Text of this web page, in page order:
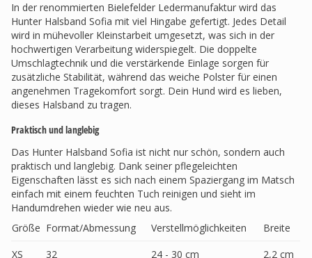
In der renommierten Bielefelder Ledermanufaktur wird das
Hunter Halsband Sofia mit viel Hingabe gefertigt. Jedes Detail
wird in mühevoller Kleinstarbeit umgesetzt, was sich in der
hochwertigen Verarbeitung widerspiegelt. Die doppelte
Umschlagtechnik und die verstärkende Einlage sorgen für
zusätzliche Stabilität, während das weiche Polster für einen
angenehmen Tragekomfort sorgt. Dein Hund wird es lieben,
dieses Halsband zu tragen.
Praktisch und langlebig
Das Hunter Halsband Sofia ist nicht nur schön, sondern auch
praktisch und langlebig. Dank seiner pflegeleichten
Eigenschaften lässt es sich nach einem Spaziergang im Matsch
einfach mit einem feuchten Tuch reinigen und sieht im
Handumdrehen wieder wie neu aus.
Größe Format/Abmessung Verstellmöglichkeiten
Breite
XS
32 24 - 30 cm 2,2 cm